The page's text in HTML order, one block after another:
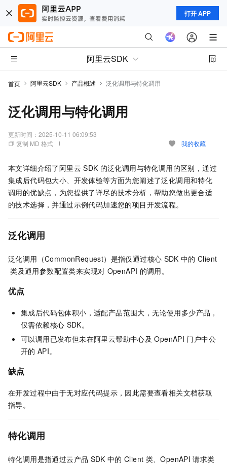
打开 APP
阿里云SDK
首页 阿里云SDK 产品概述 泛化调用与特化调用
泛化调用与特化调用
更新时间： 2025-10-11 06:09:53
复制 MD 格式
我的收藏
本文详细介绍了阿里云 SDK 的泛化调用与特化调用的区别，通过
集成后代码包大小、开发体验等方面为您阐述了泛化调用和特化
调用的优缺点，为您提供了详尽的技术分析，帮助您做出更合适
的技术选择，并通过示例代码加速您的项目开发流程。
泛化调用
泛化调用（CommonRequest）是指仅通过核心 SDK 中的 Client
类及通用参数配置类来实现对 OpenAPI 的调用。
优点
集成后代码包体积小，适配产品范围大，无论使用多少产品，
仅需依赖核心 SDK。
可以调用已发布但未在阿里云帮助中心及 OpenAPI 门户中公
开的 API。
缺点
在开发过程中由于无对应代码提示，因此需要查看相关文档获取
指导。
特化调用
特化调用是指通过云产品 SDK 中的 Client 类、OpenAPI 请求类